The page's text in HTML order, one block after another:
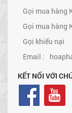
Gọi mua hàng
Gọi mua hàng
Gọi khiếu nại
Email :
KẾT NỐI VỚI